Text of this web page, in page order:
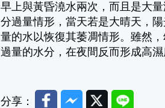
早上與黃昏澆水兩次，而且是大
分過量情形，當天若是大晴天，
量的水以恢復其萎凋情形。雖然
過量的水分，在夜間反而形成高
分享： FacebookMessenger
TwitterLine